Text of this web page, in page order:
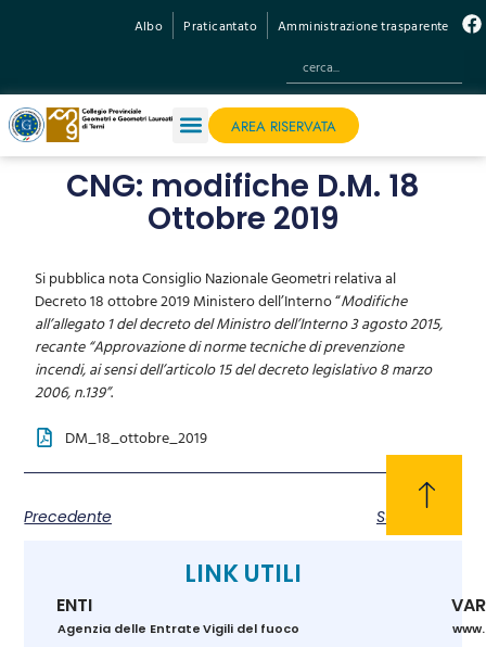
Albo Praticantato Amministrazione trasparente
AREA RISERVATA
CNG: modifiche D.M. 18
Ottobre 2019
Si pubblica nota Consiglio Nazionale Geometri relativa al
Decreto 18 ottobre 2019 Ministero dell’Interno “Modifiche
all’allegato 1 del decreto del Ministro dell’Interno 3 agosto 2015,
recante “Approvazione di norme tecniche di prevenzione
incendi, ai sensi dell’articolo 15 del decreto legislativo 8 marzo
2006, n.139”.
DM_18_ottobre_2019
Precedente Successivo
LINK UTILI
ENTI
Agenzia delle Entrate Vigili del fuoco